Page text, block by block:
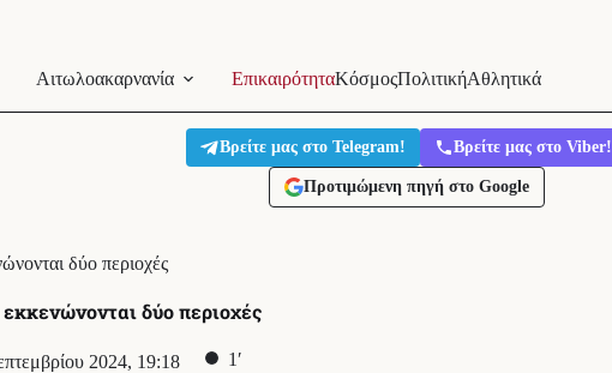
Αιτωλοακαρνανία ΕπικαιρότηταΚόσμοςΠολιτικήΑθλητικά
Βρείτε μας στο Telegram! Βρείτε μας στο Viber!
Προτιμώμενη πηγή στο Google
δύο περιοχές
δύο περιοχές
2024, 19:18
1′